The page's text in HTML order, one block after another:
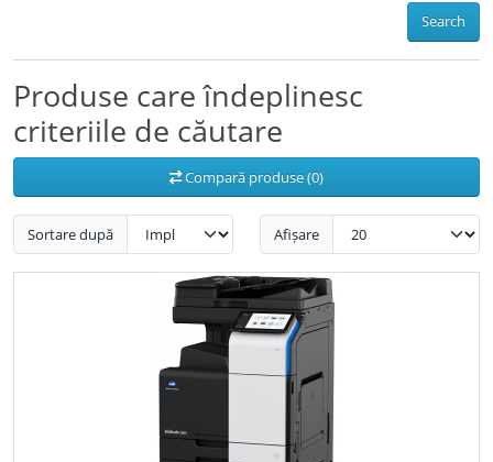
Search
Produse care îndeplinesc
criteriile de căutare
Compară produse (0)
Sortare după Afișare